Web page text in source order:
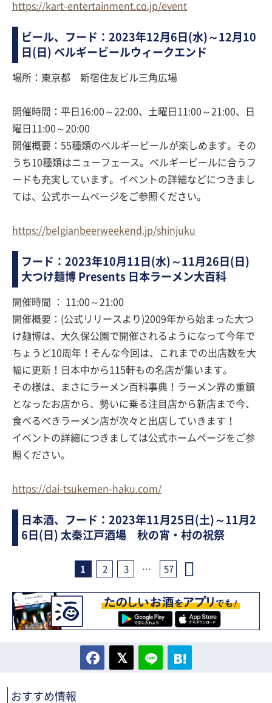
https://kart-entertainment.co.jp/event
ビール、フード：2023年12月6日(水)～12月10
日(日) ベルギービールウィークエンド
場所：東京都 新宿住友ビル三角広場
開催時間：平日16:00～22:00、土曜日11:00～21:00、日
曜日11:00～20:00
開催概要：55種類のベルギービールが楽しめます。その
うち10種類はニューフェース。ベルギービールに合うフ
ードも充実しています。イベントの詳細などにつきまし
ては、公式ホームページをご参照ください。
https://belgianbeerweekend.jp/shinjuku
フード：2023年10月11日(水)～11月26日(日)
大つけ麺博 Presents 日本ラーメン大百科
開催時間 ： 11:00～21:00
開催概要：(公式リリースより)2009年から始まった大つ
け麺博は、大久保公園で開催されるようになって今年で
ちょうど10周年！そんな今回は、これまでの出店数を大
幅に更新！日本中から115軒もの名店が集います。
その様は、まさにラーメン百科事典！ラーメン界の重鎮
となったお店から、勢いに乗る注目店から新店まで今、
食べるべきラーメン店が次々と出店していきます！
イベントの詳細につきましては公式ホームページをご参
照ください。
https://dai-tsukemen-haku.com/
日本酒、フード：2023年11月25日(土)～11月2
6日(日) 太秦江戸酒場 秋の宵・村の祝祭
1 2 3 … 57
おすすめ情報